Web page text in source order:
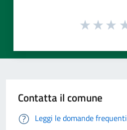
Contatta il comune
Leggi le domande frequenti